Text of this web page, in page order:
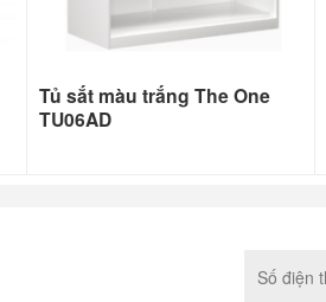
Tủ sắt màu trắng The One
TU06AD